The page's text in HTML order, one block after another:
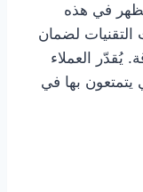
تظهر في هذه
التقنيات لضمان
يُقدّر العملاء
يتمتعون بها في